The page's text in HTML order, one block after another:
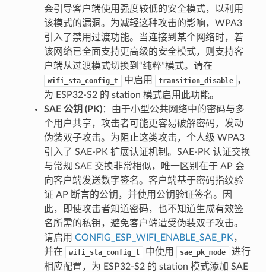
会引导客户端使用强度较低的安全模式，以利用
该模式的漏洞。为减轻这种攻击的影响，WPA3
引入了禁用过渡功能。当连接到某个网络时，若
该网络已全面支持更高级的安全模式，则支持客
户端从过渡模式切换到“纯粹”模式。请在
wifi_sta_config_t 中启用 transition_disable ，
为 ESP32-S2 的 station 模式启用此功能。
SAE 公钥 (PK)：由于小型公共网络中的密码与多
个用户共享，攻击者可能更容易破解密码，发动
伪装双子攻击。为阻止这类攻击，个人级 WPA3
引入了 SAE-PK 扩展认证机制。SAE-PK 认证交换
与常规 SAE 交换非常相似，唯一区别在于 AP 会
向客户端发送数字签名。客户端基于密码指纹验
证 AP 断言的公钥，并使用公钥验证签名。因
此，即使攻击者知道密码，也不知道生成有效签
名所需的私钥，避免客户端遭受伪装双子攻击。
请启用 CONFIG_ESP_WIFI_ENABLE_SAE_PK，
并在
wifi_sta_config_t 中使用 sae_pk_mode
进行
相应配置，为 ESP32-S2 的 station 模式添加 SAE